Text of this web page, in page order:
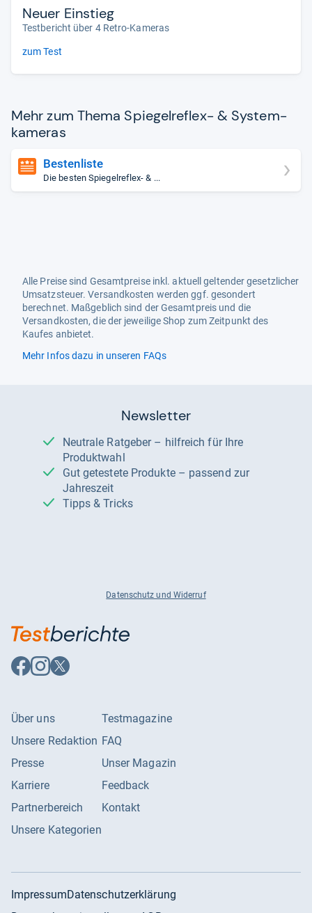
Neuer Einstieg
Testbericht über 4 Retro-Kameras
zum Test
Mehr zum Thema Spie­gel­re­flex-​ & Sys­tem­
ka­me­ras
Bestenliste
Die besten Spiegelreflex- & ...
Alle Preise sind Gesamtpreise inkl. aktuell geltender gesetzlicher
Umsatzsteuer. Versandkosten werden ggf. gesondert
berechnet. Maßgeblich sind der Gesamtpreis und die
Versandkosten, die der jeweilige Shop zum Zeitpunkt des
Kaufes anbietet.
Mehr Infos dazu in unseren FAQs
Newsletter
Neutrale Ratgeber – hilfreich für Ihre
Produktwahl
Gut getestete Produkte – passend zur
Jahreszeit
Tipps & Tricks
Datenschutz und Widerruf
Auf
Facebook
Auf
Instagram
Auf
X
Über uns
Unsere Redaktion
Presse
Karriere
Partnerbereich
Unsere Kategorien
Testmagazine
FAQ
Unser Magazin
Feedback
Kontakt
ImpressumDatenschutzerklärung